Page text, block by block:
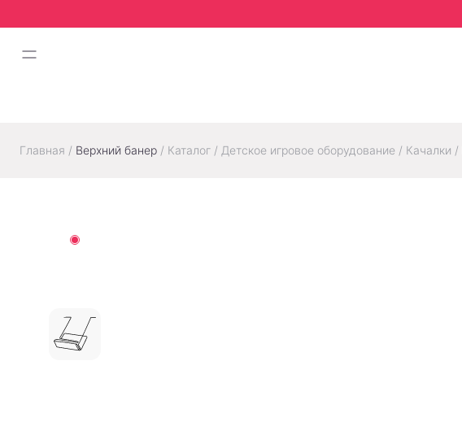
Главная / Верхний банер / Каталог / Детское игровое оборудование / Качалки /